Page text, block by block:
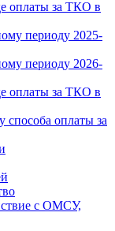
оплаты за ТКО в
периоду 2025-
периоду 2026-
оплаты за ТКО в
оплаты за
с ОМСУ,